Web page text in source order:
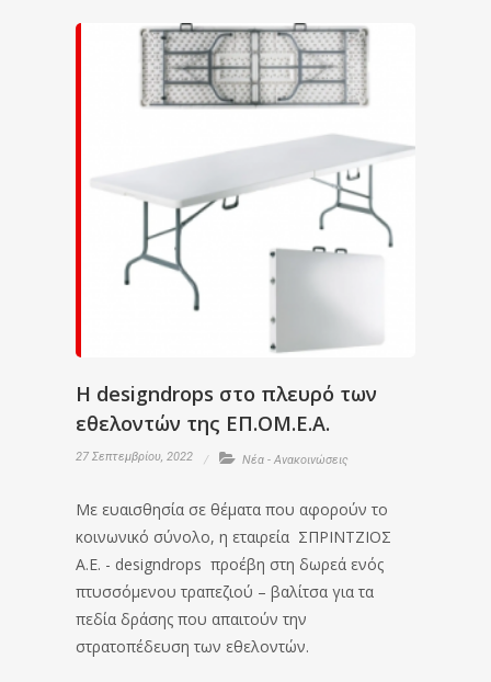
Η designdrops στο πλευρό των
εθελοντών της ΕΠ.ΟΜ.Ε.Α.
27 Σεπτεμβρίου, 2022 Νέα - Ανακοινώσεις
Με ευαισθησία σε θέματα που αφορούν το
κοινωνικό σύνολο, η εταιρεία ΣΠΡΙΝΤΖΙΟΣ
Α.Ε. - designdrops προέβη στη δωρεά ενός
πτυσσόμενου τραπεζιού – βαλίτσα για τα
πεδία δράσης που απαιτούν την
στρατοπέδευση των εθελοντών.